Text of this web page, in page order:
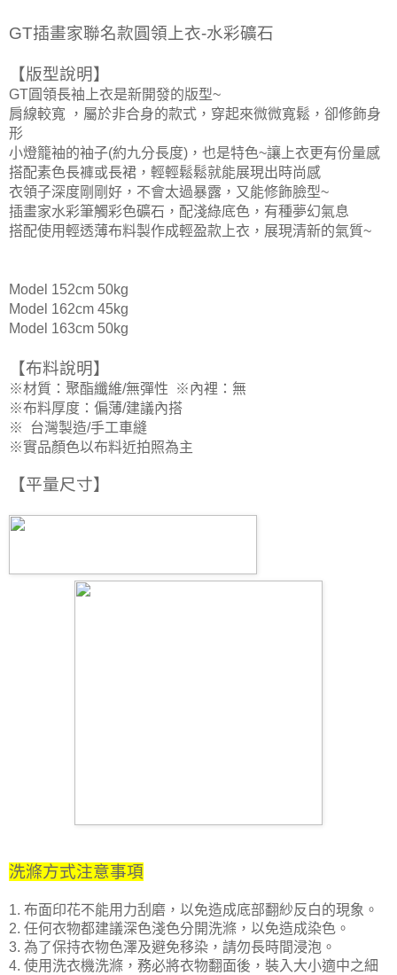
GT插畫家聯名款圓領上衣-水彩礦石
【版型說明 】
GT圓領長袖上衣是新開發的版型~
肩線較寬 ，屬於非合身的款式， 穿起來微微寬鬆，卻修飾身
形
小燈籠袖的袖子(約九分長度)，也是特色~讓上衣更有份量感
搭配素色長褲或長裙，輕輕鬆鬆就能展現出時尚感
衣領子深度剛剛好，不會太過暴露，又能修飾臉型~
插畫家水彩筆觸彩色礦石，配淺綠底色，有種夢幻氣息
搭配使用輕透薄布料製作成輕盈款上衣，展現清新的氣質~
Model 152cm 50kg
Model 162cm 45kg
Model 163cm 50kg
【布料說明】
※材質：聚酯纖維/無彈性 ※內裡：無
※布料厚度：偏薄/建議內搭
※
台灣製造/手工車縫
※實品顏色以布料近拍照為主
【平量尺寸】
洗滌方式注意事項
1. 布面印花不能用力刮磨，以免造成底部翻紗反白的現象。
2. 任何衣物都建議深色淺色分開洗滌，以免造成染色。
3. 為了保持衣物色澤及避免移染，請勿長時間浸泡。
4. 使用洗衣機洗滌，務必將衣物翻面後，裝入大小適中之細